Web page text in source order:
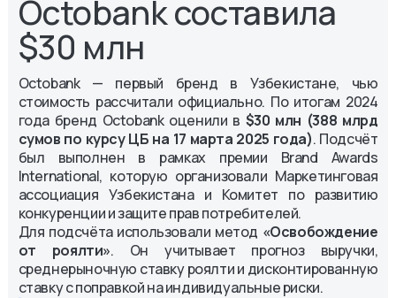
Озвучить
Размер шрифта
Aa -
Aa
Aa +
Octobank составила
$30 млн
Octobank — первый бренд в Узбекистане, чью
стоимость рассчитали официально. По итогам 2024
года бренд Octobank оценили в $30 млн (388 млрд
сумов по курсу ЦБ на 17 марта 2025 года). Подсчёт
был выполнен в рамках премии Brand Awards
International, которую организовали Маркетинговая
ассоциация Узбекистана и Комитет по развитию
конкуренции и защите прав потребителей.
Для подсчёта использовали метод «Освобождение
от роялти». Он учитывает прогноз выручки,
среднерыночную ставку роялти и дисконтированную
ставку с поправкой на индивидуальные риски.